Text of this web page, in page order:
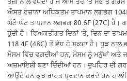
ਔਸਤ ਰੋਜ਼ਾਨਾ ਅਧਿਕਤਮ ਤਾਪਮਾਨ ਲਗਭਗ
ਘੱਟੋ-ਘੱਟ ਤਾਪਮਾਨ ਲਗਭਗ 80.6F (27C) ਹੈ।
ਹੁੰਦੀ ਹੈ। ਵਿਅਕਤੀਗਤ ਦਿਨਾਂ ‘ਤੇ, ਦਿਨ ਦਾ
118.4F (48C) ਤੋਂ ਵੱਧ ਹੋ ਸਕਦਾ ਹੈ। ਧੂੜ ਨਾਲ
ਮੌਸਮ ਵਿੱਚ ਵਗਦੀਆਂ ਹਨ, ਮੌਸਮ ਨੂੰ ਮਨੁੱਖਾਂ ਅਤੇ
ਅਜ਼ਮਾਇਸ਼ੀ ਬਣਾ ਦਿੰਦੀਆਂ ਹਨ। ਦੁਪਹਿਰ ਦੀ
ਆਉਂਦੇ ਹਨ ਕੁਝ ਰਾਹਤ ਪ੍ਰਦਾਨ ਕਰਦੇ ਹਨ